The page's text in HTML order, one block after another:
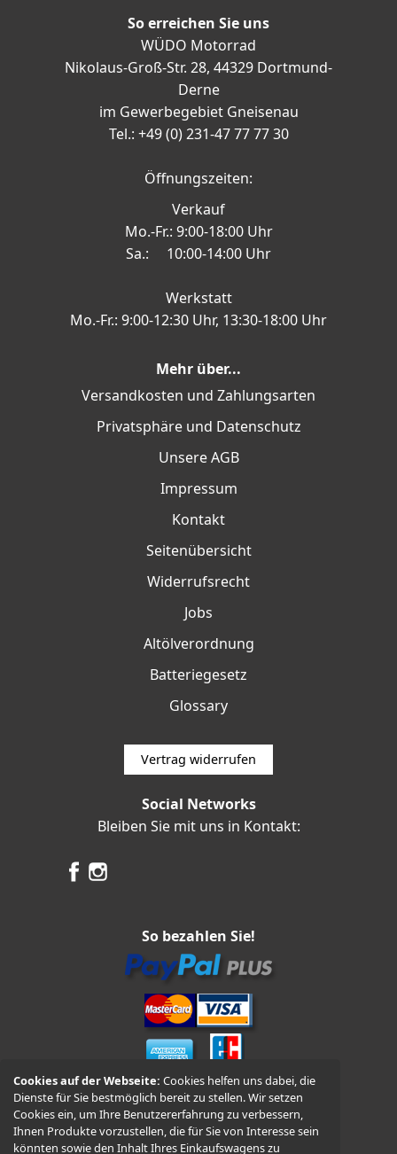
Cookies auf der Webseite:Cookies helfen uns dabei, die
Dienste für Sie bestmöglich bereit zu stellen. Wir setzen
Cookies ein, um Ihre Benutzererfahrung zu verbessern,
Ihnen Produkte vorzustellen, die für Sie von Interesse sein
könnten sowie den Inhalt Ihres Einkaufswagens zu
So erreichen Sie uns
WÜDO Motorrad
Nikolaus-Groß-Str. 28, 44329 Dortmund-
Derne
im Gewerbegebiet Gneisenau
Tel.: +49 (0) 231-47 77 77 30
Öffnungszeiten:
Verkauf
Mo.-Fr.: 9:00-18:00 Uhr
Sa.: 10:00-14:00 Uhr
Werkstatt
Mo.-Fr.: 9:00-12:30 Uhr, 13:30-18:00 Uhr
Mehr über...
Versandkosten und Zahlungsarten
Privatsphäre und Datenschutz
Unsere AGB
Impressum
Kontakt
Seitenübersicht
Widerrufsrecht
Jobs
Altölverordnung
Batteriegesetz
Glossary
Vertrag widerrufen
Social Networks
Bleiben Sie mit uns in Kontakt:
So bezahlen Sie!
Vorkasse und Nachnahme